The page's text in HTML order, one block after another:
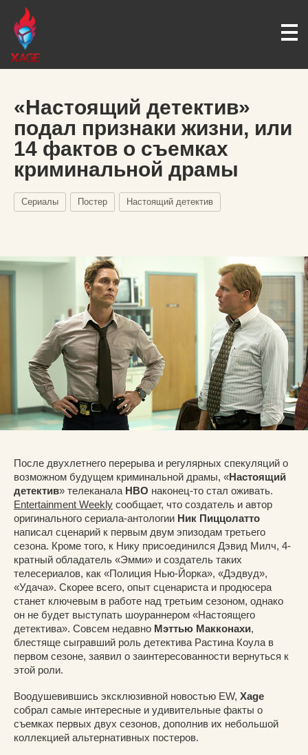
«Настоящий детектив»
подал признаки жизни, или
14 фактов о съемках
криминальной драмы
Сериалы Постер Настоящий детектив
После двухлетнего перерыва и регулярных спекуляций о
возможном будущем криминальной драмы, «Настоящий
детектив» телеканала HBO наконец-то стал оживать.
Entertainment Weekly сообщает, что создатель и автор
оригинального сериала-антологии Ник Пиццолатто
написал сценарий к первым двум эпизодам третьего
сезона. Кроме того, к Нику присоединился Дэвид Милч, 4-
кратный обладатель «Эмми» и создатель таких
телесериалов, как «Полиция Нью-Йорка», «Дэдвуд»,
«Удача». Скорее всего, опыт сценариста и продюсера
станет ключевым в работе над третьим сезоном, однако
он не будет выступать шоураннером «Настоящего
детектива». Совсем недавно Мэттью Макконахи,
блестяще сыгравший роль детектива Растина Коула в
первом сезоне, заявил о заинтересованности вернуться к
этой роли.
Воодушевившись эксклюзивной новостью EW, Xage
собрал самые интересные и удивительные факты о
съемках первых двух сезонов, дополнив их небольшой
коллекцией альтернативных постеров.